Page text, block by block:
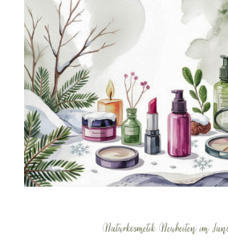
Naturkosmetik Neuheiten im